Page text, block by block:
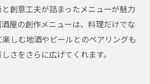
創意工夫が詰まったメニューが魅力
屋の創作メニューは、料理だけでな
しむ地酒やビールとのペアリングも
さをさらに広げてくれます。